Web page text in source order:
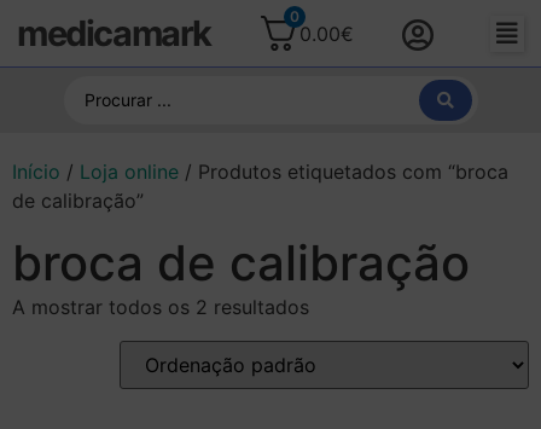
medicamark 0
0.00€
Início / Loja online / Produtos etiquetados com “broca
de calibração”
broca de calibração
A mostrar todos os 2 resultados